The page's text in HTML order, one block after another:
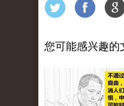
您可能感兴趣的